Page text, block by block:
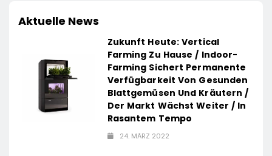
Aktuelle News
Zukunft Heute: Vertical
Farming Zu Hause / Indoor-
Farming Sichert Permanente
Verfügbarkeit Von Gesunden
Blattgemüsen Und Kräutern /
Der Markt Wächst Weiter / In
Rasantem Tempo
24. MÄRZ 2022